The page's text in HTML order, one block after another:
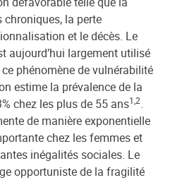
chroniques, la perte
et le décès. Le
aujourd’hui largement utilisé
phénomène de vulnérabilité
estime la prévalence de la
chez les plus de 55 ans1,2.
de manière exponentielle
chez les femmes et
inégalités sociales. Le
opportuniste de la fragilité